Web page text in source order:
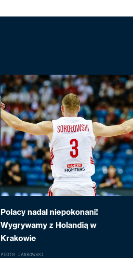
Polacy nadal niepokonani!
Wygrywamy z Holandią w
Krakowie
PIOTR JANKOWSKI